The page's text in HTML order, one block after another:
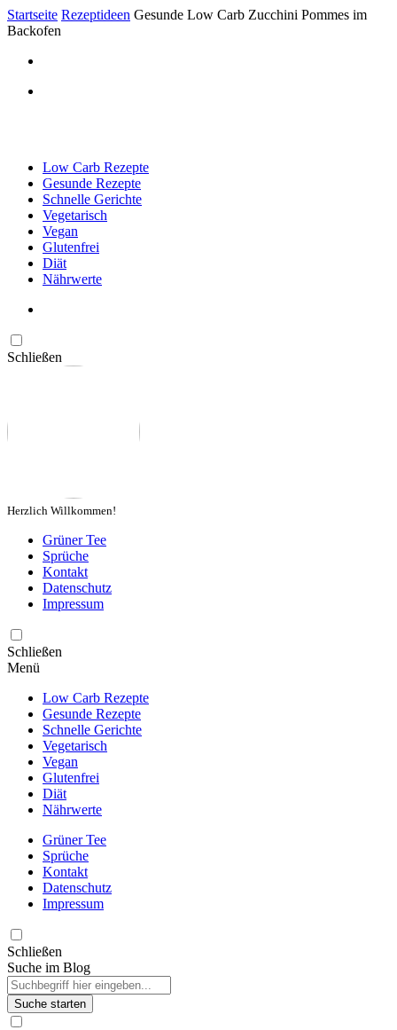
Startseite Rezeptideen Gesunde Low Carb Zucchini Pommes im
Backofen
Low Carb Rezepte
Gesunde Rezepte
Schnelle Gerichte
Vegetarisch
Vegan
Glutenfrei
Diät
Nährwerte
Schließen
Herzlich Willkommen!
Grüner Tee
Sprüche
Kontakt
Datenschutz
Impressum
Schließen
Menü
Low Carb Rezepte
Gesunde Rezepte
Schnelle Gerichte
Vegetarisch
Vegan
Glutenfrei
Diät
Nährwerte
Grüner Tee
Sprüche
Kontakt
Datenschutz
Impressum
Schließen
Suche im Blog
Suche starten